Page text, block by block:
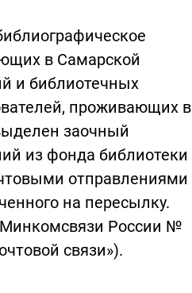
в Самарской
и библиотечных
проживающих в
заочный
из фонда библиотеки
отправлениями
на пересылку.
Минкомсвязи России №
связи»).